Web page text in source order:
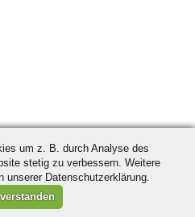
um z. B. durch Analyse des
stetig zu verbessern. Weitere
unserer Datenschutzerklärung.